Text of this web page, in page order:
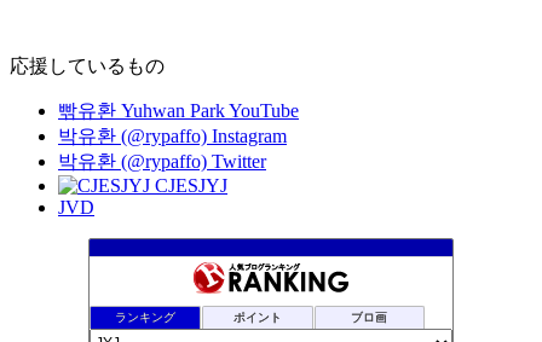
応援しているもの
빢유환 Yuhwan Park YouTube
박유환 (@rypaffo) Instagram
박유환 (@rypaffo) Twitter
CJESJYJ
JVD
ランキング ポイント ブロ画